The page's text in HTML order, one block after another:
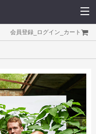
会員登録 ログイン カート